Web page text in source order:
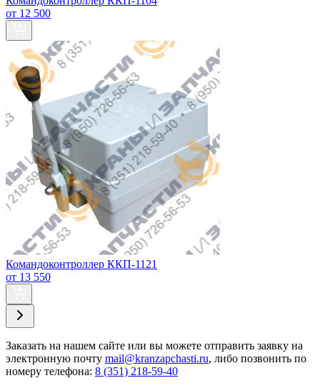
от 12 500
Командоконтроллер ККП-1121
от 13 550
Заказать на нашем сайте или вы можете отправить заявку на
электронную почту mail@kranzapchasti.ru, либо позвонить по
номеру телефона: 8 (351) 218-59-40